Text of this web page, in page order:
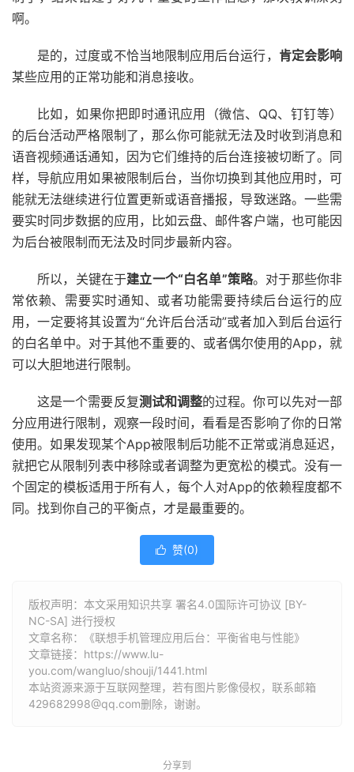
啊。
是的，过度或不恰当地限制应用后台运行， 肯定会影响
某些应用的正常功能和消息接收。
比如，如果你把即时通讯应用（微信、QQ、钉钉等）
的后台活动严格限制了，那么你可能就无法及时收到消息和
语音视频通话通知，因为它们维持的后台连接被切断了。同
样，导航应用如果被限制后台，当你切换到其他应用时，可
能就无法继续进行位置更新或语音播报，导致迷路。一些需
要实时同步数据的应用，比如云盘、邮件客户端，也可能因
为后台被限制而无法及时同步最新内容。
所以，关键在于建立一个“白名单”策略。对于那些你非
常依赖、需要实时通知、或者功能需要持续后台运行的应
用，一定要将其设置为“允许后台活动”或者加入到后台运行
的白名单中。对于其他不重要的、或者偶尔使用的App，就
可以大胆地进行限制。
这是一个需要反复测试和调整的过程。你可以先对一部
分应用进行限制，观察一段时间，看看是否影响了你的日常
使用。如果发现某个App被限制后功能不正常或消息延迟，
就把它从限制列表中移除或者调整为更宽松的模式。没有一
个固定的模板适用于所有人，每个人对App的依赖程度都不
同。找到你自己的平衡点，才是最重要的。
 赞(0)
版权声明：本文采用知识共享 署名4.0国际许可协议 [BY-
NC-SA] 进行授权
文章名称：《联想手机管理应用后台：平衡省电与性能》
文章链接： https://www.lu-
you.com/wangluo/shouji/1441.html
本站资源来源于互联网整理，若有图片影像侵权，联系邮箱
429682998@qq.com删除，谢谢。
分享到